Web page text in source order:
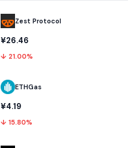
Zest Protocol
¥26.46
↓ 21.00%
ETHGas
¥4.19
↓ 15.80%